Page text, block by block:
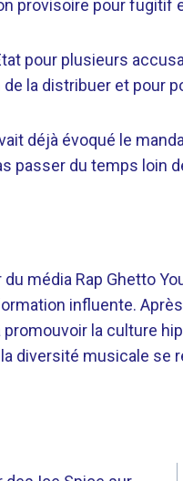
provisoire pour fugitif
pour plusieurs
la distribuer et pour
déjà évoqué le
passer du temps loin
du média Rap Ghetto
influente.
promouvoir la culture
diversité musicale se